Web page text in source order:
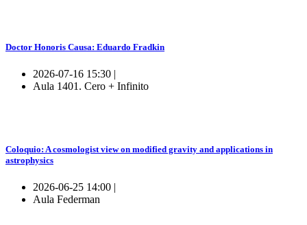
Doctor Honoris Causa: Eduardo Fradkin
2026-07-16 15:30 |
Aula 1401. Cero + Infinito
Coloquio: A cosmologist view on modified gravity and applications in
astrophysics
2026-06-25 14:00 |
Aula Federman